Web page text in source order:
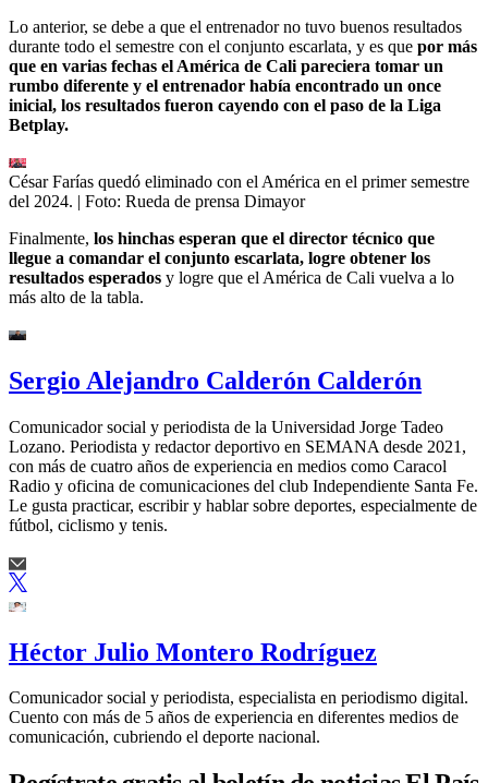
Lo anterior, se debe a que el entrenador no tuvo buenos resultados
durante todo el semestre con el conjunto escarlata, y es que por más
que en varias fechas el América de Cali pareciera tomar un
rumbo diferente y el entrenador había encontrado un once
inicial, los resultados fueron cayendo con el paso de la Liga
Betplay.
César Farías quedó eliminado con el América en el primer semestre
del 2024. | Foto: Rueda de prensa Dimayor
Finalmente, los hinchas esperan que el director técnico que
llegue a comandar el conjunto escarlata, logre obtener los
resultados esperados y logre que el América de Cali vuelva a lo
más alto de la tabla.
Sergio Alejandro Calderón Calderón
Comunicador social y periodista de la Universidad Jorge Tadeo
Lozano. Periodista y redactor deportivo en SEMANA desde 2021,
con más de cuatro años de experiencia en medios como Caracol
Radio y oficina de comunicaciones del club Independiente Santa Fe.
Le gusta practicar, escribir y hablar sobre deportes, especialmente de
fútbol, ciclismo y tenis.
Héctor Julio Montero Rodríguez
Comunicador social y periodista, especialista en periodismo digital.
Cuento con más de 5 años de experiencia en diferentes medios de
comunicación, cubriendo el deporte nacional.